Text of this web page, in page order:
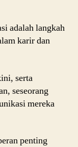
adalah langkah
karir dan
serta
seseorang
mereka
penting